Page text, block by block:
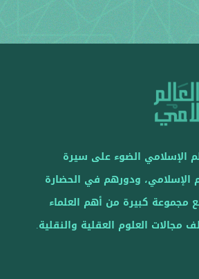
الإسلامي الضوء على سيرة
الإسلامي، ودورهم في الحضارة
مجموعة كبيرة من أهم العلماء
العلوم العقلية والنقلية.